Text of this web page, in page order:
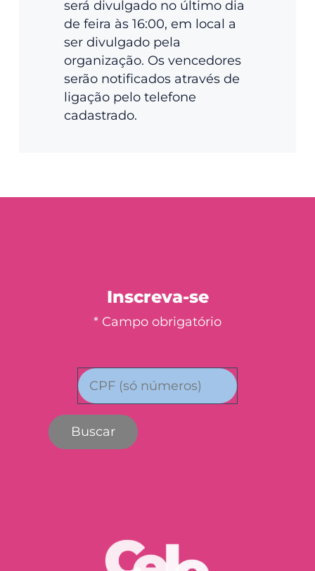
será divulgado no último dia
de feira às 16:00, em local a
ser divulgado pela
organização. Os vencedores
serão notificados através de
ligação pelo telefone
cadastrado.
Inscreva-se
* Campo obrigatório
Buscar